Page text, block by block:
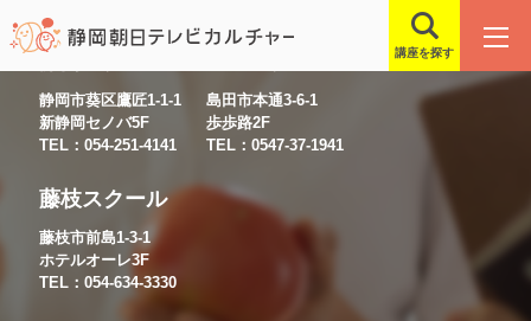
講座を探す
静岡市葵区鷹匠1-1-1
新静岡セノバ5F
TEL：054-251-4141
島田市本通3-6-1
歩歩路2F
TEL：0547-37-1941
藤枝スクール
藤枝市前島1-3-1
ホテルオーレ3F
TEL：054-634-3330